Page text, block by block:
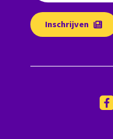
Inschrijven